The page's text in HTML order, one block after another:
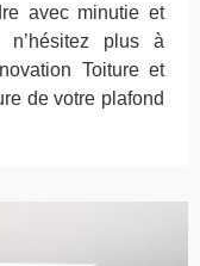
avec minutie et
plus à
Toiture et
de votre plafond